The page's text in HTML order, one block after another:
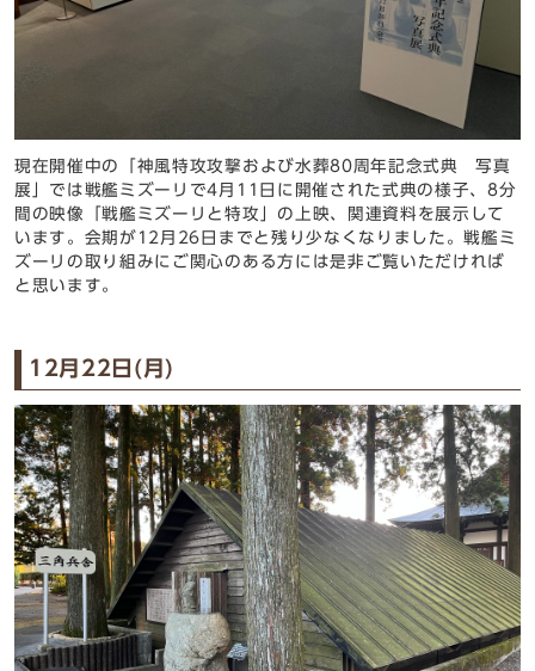
現在開催中の「神風特攻攻撃および水葬80周年記念式典 写真
展」では戦艦ミズーリで4月11日に開催された式典の様子、8分
間の映像「戦艦ミズーリと特攻」の上映、関連資料を展示して
います。会期が12月26日までと残り少なくなりました。戦艦ミ
ズーリの取り組みにご関心のある方には是非ご覧いただければ
と思います。
12月22日(月)